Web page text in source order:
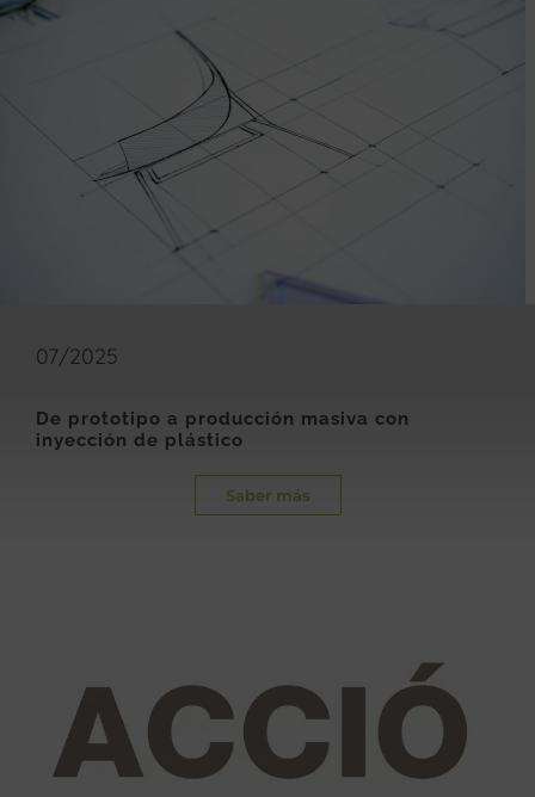
07/2025
De prototipo a producción masiva con
inyección de plástico
Saber más